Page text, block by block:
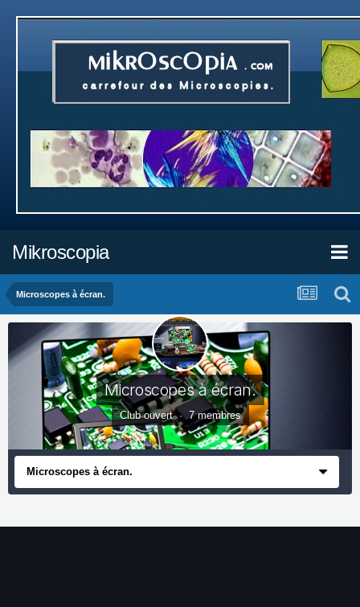
Mikroscopia
Microscopes à écran.
Microscopes à écran.
Club ouvert · 7 membres
Microscopes à écran.